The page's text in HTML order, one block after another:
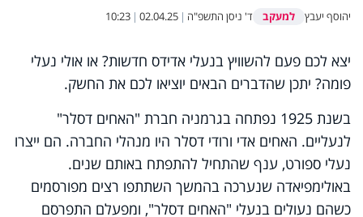
יהוסף יעבץ למעקב ד' ניסן התשפ"ה |
02.04.25
|
10:23
יצא לכם פעם להשוויץ בנעלי אדידס חדשות? או אולי נעלי
פומה? יתכן שהדברים הבאים יוציאו לכם את החשק.
בשנת 1925 נפתחה בגרמניה חברת "האחים דסלר"
לנעליים. האחים אדי ורודי דסלר היו מנהלי החברה. הם ייצרו
נעלי ספורט, ענף שהתחיל להתפתח באותם שנים.
באולימפיאדה שנערכה בהמשך השתתפו רצים מפורסמים
כשהם נעולים בנעלי "האחים דסלר", ומפעלם התפרסם